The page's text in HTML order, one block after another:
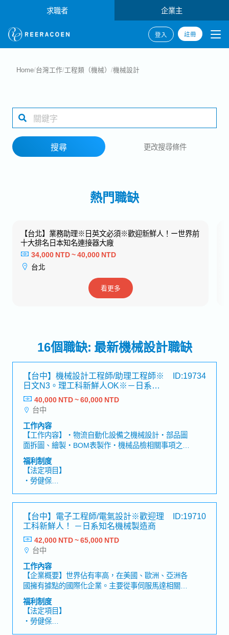
求職者 企業主
登入 註冊
產業類別
工作地點
Home/台灣工作/工程類（機械） /機械設計
搜尋 更改搜尋條件
熱門職缺
【新竹】內部控制稽核專員※日文N2。新鮮人OK※ －日
系半導體設備供應商
50,000 NTD ~ 52,000 NTD
看更多
16個職缺: 最新機械設計職缺
【台中】機械設計工程師/助理工程師※
日文N3。理工科新鮮人OK※－日系機
械設備商
ID:19734
40,000 NTD ~ 60,000 NTD
台中
工作內容
【工作内容】・物流自動化設備之機械設計・部品圖
面拆圖、繪製・BOM表製作・機械品檢相關事項之現
場檢驗・建立技術文件手冊※非常態出差(一年數次,
客戶端之工廠現場或供應商現場)【魅力】・於商品
業界市占率世界第一，可學習到深厚產業知識及接觸
客多間知名企業・公司內部福利制度完善且職涯規劃
明確，可不斷向上成長
福利制度
【法定項目】
・勞健保
・各種休假（特別休假、婚假、喪假、生理假、產檢
假、陪產假、產假、育嬰假）
・退休金
【公司福利】
・年中及年終獎金
・三節禮金/生日禮金/出差津貼
・結婚、生育禮金或各項慰問金
・三天暑假、家庭照顧彈性措施
・完整人事考核與年度調薪制度
・年度健康檢查、每季健康諮詢、定期健康講座
【台中】電子工程師/電氣設計※歡迎理
工科新鮮人！ －日系知名機械製造商
ID:19710
42,000 NTD ~ 65,000 NTD
台中
工作內容
【企業概要】世界佔有率高，在美國、歐洲、亞洲各
國擁有據點的國際化企業。主要從事伺服馬達相關產
品及各種Robot的進口、銷售及維修。【工作内
容】・設計電氣回路圖（包含新設計、既有回路追加
與修改）。・依據配線圖執行成品檢驗。【員工人
數】台灣全體約90人
福利制度
【法定項目】
・勞健保